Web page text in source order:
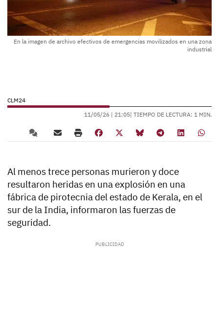
En la imagen de archivo efectivos de emergencias movilizados en una zona
industrial
CLM24
11/05/26 | 21:05| TIEMPO DE LECTURA: 1 MIN.
Al menos trece personas murieron y doce
resultaron heridas en una explosión en una
fábrica de pirotecnia del estado de Kerala, en el
sur de la India, informaron las fuerzas de
seguridad.